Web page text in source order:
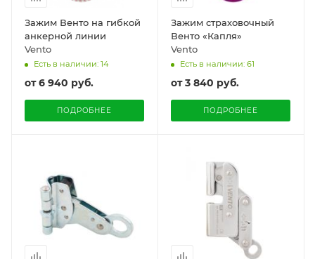
Зажим Венто на гибкой
анкерной линии
Vento
Есть в наличии: 14
от6 940 руб.
ПОДРОБНЕЕ
Зажим страховочный
Венто «Капля»
Vento
Есть в наличии: 61
от3 840 руб.
ПОДРОБНЕЕ